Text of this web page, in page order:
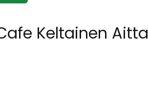
Keltainen Aitta